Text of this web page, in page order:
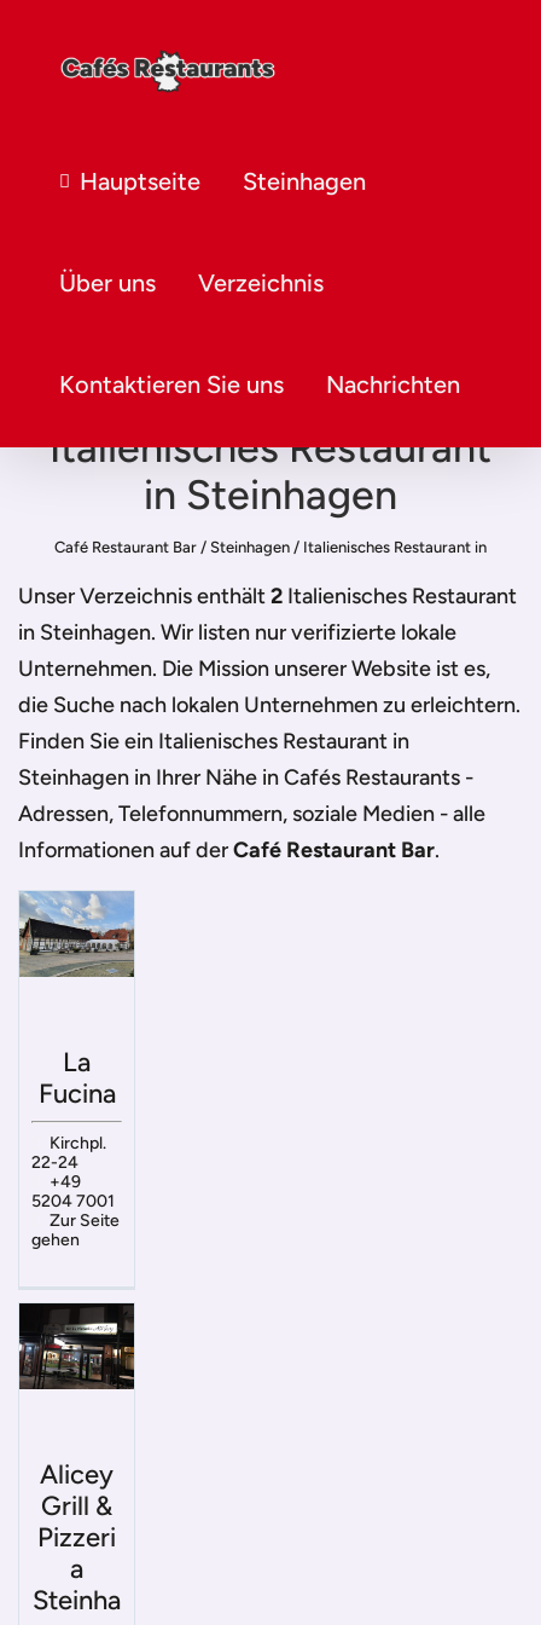
Hauptseite Steinhagen
Über uns Verzeichnis
Kontaktieren Sie uns Nachrichten
Italienisches Restaurant
in Steinhagen
Café Restaurant Bar / Steinhagen / Italienisches Restaurant in
Unser Verzeichnis enthält2 Italienisches Restaurant
in Steinhagen. Wir listen nur verifizierte lokale
Unternehmen. Die Mission unserer Website ist es,
die Suche nach lokalen Unternehmen zu erleichtern.
Finden Sie ein Italienisches Restaurant in
Steinhagen in Ihrer Nähe in Cafés Restaurants -
Adressen, Telefonnummern, soziale Medien - alle
Informationen auf derCafé Restaurant Bar.
La
Fucina
Kirchpl.
22-24
+49
5204 7001
Zur Seite
gehen
Alicey
Grill &
Pizzeri
a
Steinha